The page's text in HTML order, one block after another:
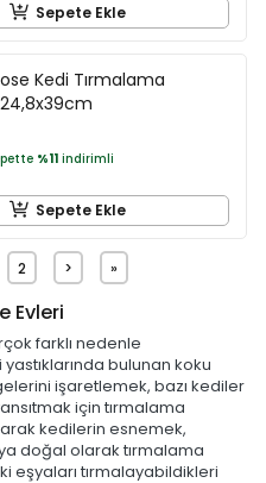
Sepete Ekle
Kedi Tırmalama
%11 indirimli
Sepete Ekle
2 > »
Evleri
farklı nedenle
bulunan koku
işaretlemek, bazı kediler
için tırmalama
kedilerin esnemek,
doğal olarak tırmalama
eşyaları tırmalayabildikleri